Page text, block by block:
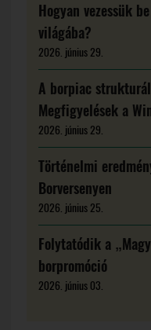
Hogyan vezessük
világába?
2026. június 29.
A borpiac
Megfigyelések a
2026. június 29.
Történelmi
Borversenyen
2026. június 25.
Folytatódik a
borpromóció
2026. június 03.